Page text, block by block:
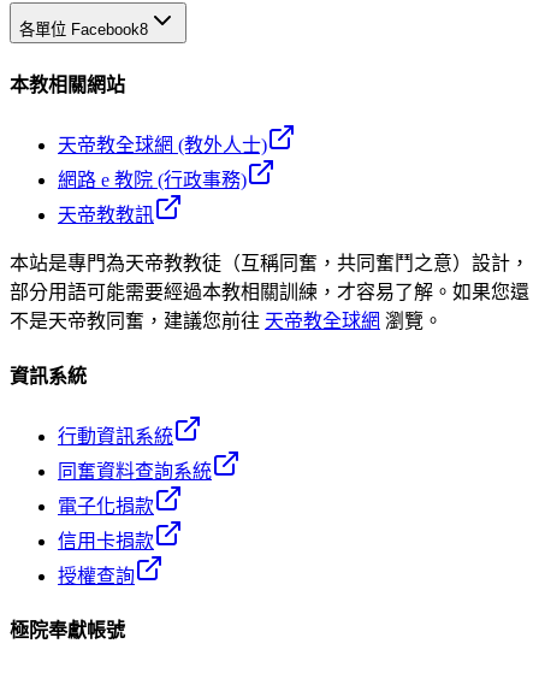
各單位 Facebook8
本教相關網站
天帝教全球網 (教外人士)
網路 e 教院 (行政事務)
天帝教教訊
本站是專門為天帝教教徒（互稱同奮，共同奮鬥之意）設計，
部分用語可能需要經過本教相關訓練，才容易了解。如果您還
不是天帝教同奮，建議您前往 天帝教全球網 瀏覽。
資訊系統
行動資訊系統
同奮資料查詢系統
電子化捐款
信用卡捐款
授權查詢
極院奉獻帳號